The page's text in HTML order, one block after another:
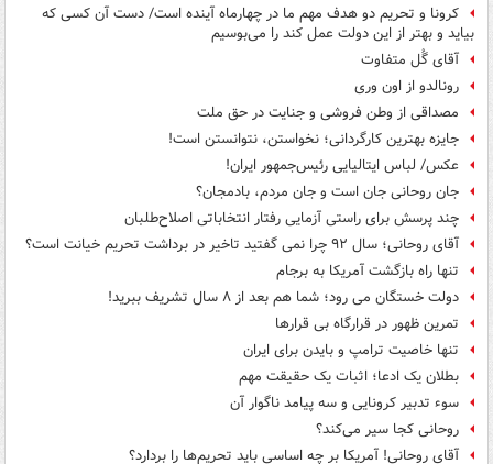
کرونا و تحریم دو هدف مهم ما در چهارماه آینده است/ دست آن کسی که
بیاید و بهتر از این دولت عمل کند را می‌بوسیم
آقای گُل متفاوت
رونالدو از اون وری
مصداقی از وطن فروشی و جنایت در حق ملت
جایزه بهترین کارگردانی؛ نخواستن، نتوانستن است!
عکس/ لباس ایتالیایی رئیس‌جمهور ایران!
جان روحانی جان است و جان مردم، بادمجان؟
چند پرسش برای راستی آزمایی رفتار انتخاباتی اصلاح‌طلبان
آقای روحانی؛ سال ۹۲ چرا نمی گفتید تاخیر در برداشت تحریم خیانت است؟
تنها راه بازگشت آمریکا به برجام
دولت خستگان می رود؛ شما هم بعد از ۸ سال تشریف ببرید!
تمرین ظهور در قرارگاه بی قرارها
تنها خاصیت ترامپ و بایدن برای ایران
بطلان یک ادعا؛ اثبات یک حقیقت مهم
سوء تدبیر کرونایی و سه پیامد ناگوار آن
روحانی کجا سیر می‌کند؟
آقای روحانی! آمریکا بر چه اساسی باید تحریم‌ها را بردارد؟